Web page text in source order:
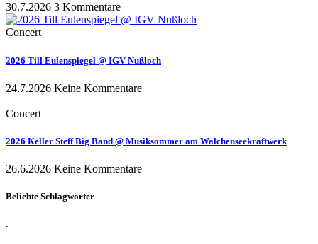
30.7.2026 3 Kommentare
Concert
2026 Till Eulenspiegel @ IGV Nußloch
24.7.2026 Keine Kommentare
Concert
2026 Keller Steff Big Band @ Musiksommer am Walchenseekraftwerk
26.6.2026 Keine Kommentare
Beliebte Schlagwörter
.